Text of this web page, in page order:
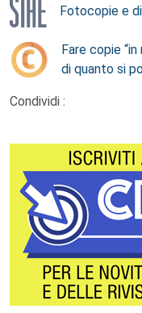
Fotocopie e
Fare copie
di quanto si
Condividi :